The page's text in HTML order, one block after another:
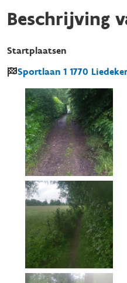
Beschrijving
Startplaatsen
Sportlaan 1 1770